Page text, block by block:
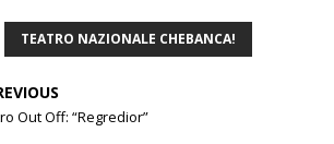
TEATRO NAZIONALE CHEBANCA!
Out Off: “Regredior”